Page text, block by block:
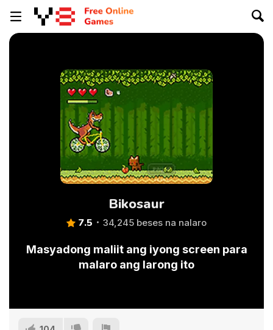
Bikosaur
7.5 34,245 beses na nalaro
Masyadong maliit ang iyong screen para
malaro ang larong ito